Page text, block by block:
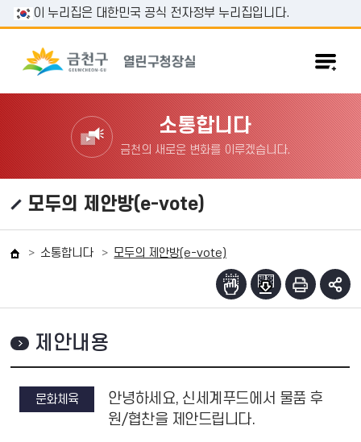
본문 바로가기
이 누리집은 대한민국 공식 전자정부 누리집입니다.
소통합니다
금천의 새로운 변화를 이루겠습니다.
모두의 제안방(e-vote)
소통합니다 모두의 제안방(e-vote)
제안내용
문화체육
안녕하세요, 신세계푸드에서 물품 후
원/협찬을 제안드립니다.